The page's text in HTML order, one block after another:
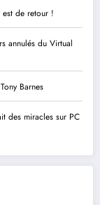
est de retour !
annulés du Virtual
Barnes
des miracles sur PC